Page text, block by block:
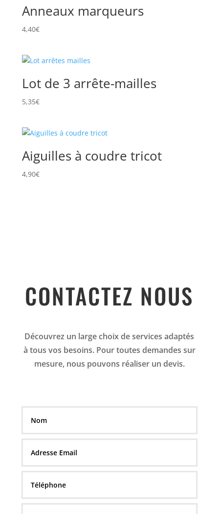
Anneaux marqueurs
4,40€
Lot de 3 arrête-mailles
5,35€
Aiguilles à coudre tricot
4,90€
CONTACTEZ NOUS
Découvrez un large choix de services adaptés
à tous vos besoins. Pour toutes demandes sur
mesure, nous pouvons réaliser un devis.